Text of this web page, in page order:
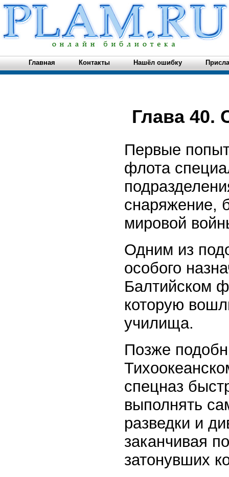
Главная Контакты Нашёл ошибку
Глава 40.
Первые
флота
снаряжение,
мировой
Одним из
особого
Балтийском
которую
училища.
Позже
спецназ
выполнять
разведки и
заканчивая
затонувших